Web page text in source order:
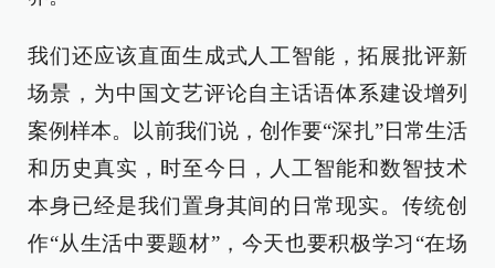
我们还应该直面生成式人工智能，拓展批评新
场景，为中国文艺评论自主话语体系建设增列
案例样本。以前我们说，创作要“深扎”日常生活
和历史真实，时至今日，人工智能和数智技术
本身已经是我们置身其间的日常现实。传统创
作“从生活中要题材”，今天也要积极学习“在场